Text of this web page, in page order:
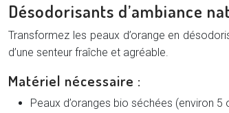
Désodorisants d’ambiance
Transformez les peaux d’orange en
d’une senteur fraîche et agréable.
Matériel nécessaire :
Peaux d’oranges bio séchées (environ